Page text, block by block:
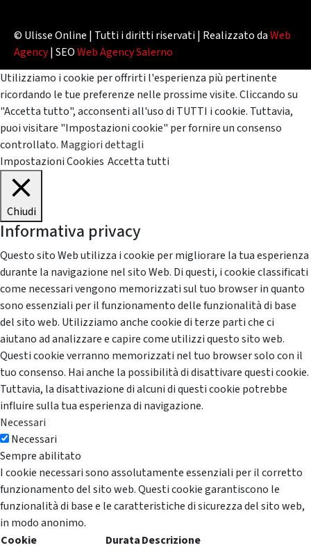
© Ulisse Online | Tutti i diritti riservati | Realizzato daWeb
Agency| SEOWeb Agency Salerno
Utilizziamo i cookie per offrirti l'esperienza più pertinente
ricordando le tue preferenze nelle prossime visite. Cliccando su
"Accetta tutto", acconsenti all'uso di TUTTI i cookie. Tuttavia,
puoi visitare "Impostazioni cookie" per fornire un consenso
controllato. Maggiori dettagli
Impostazioni Cookies Accetta tutti
Chiudi
Informativa privacy
Questo sito Web utilizza i cookie per migliorare la tua esperienza
durante la navigazione nel sito Web. Di questi, i cookie classificati
come necessari vengono memorizzati sul tuo browser in quanto
sono essenziali per il funzionamento delle funzionalità di base
del sito web. Utilizziamo anche cookie di terze parti che ci
aiutano ad analizzare e capire come utilizzi questo sito web.
Questi cookie verranno memorizzati nel tuo browser solo con il
tuo consenso. Hai anche la possibilità di disattivare questi cookie.
Tuttavia, la disattivazione di alcuni di questi cookie potrebbe
influire sulla tua esperienza di navigazione.
Necessari
Necessari
Sempre abilitato
I cookie necessari sono assolutamente essenziali per il corretto
funzionamento del sito web. Questi cookie garantiscono le
funzionalità di base e le caratteristiche di sicurezza del sito web,
in modo anonimo.
Cookie
DurataDescrizione